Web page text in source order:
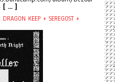
[ ... ]
KEEP + SEREGOST +